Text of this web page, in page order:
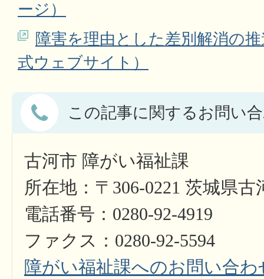
ージ）
障害を理由とした差別解消の
式ウェブサイト）
この記事に関するお問い
古河市 障がい福祉課
所在地：〒306-0221 茨城県
電話番号：0280-92-4919
ファクス：0280-92-5594
障がい福祉課へのお問い合わ